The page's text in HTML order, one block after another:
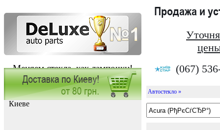
Меняем стекла, как лампочки!
Продажа и
(067)
Заказать установку автостекла в
Киеве
Автостекло »